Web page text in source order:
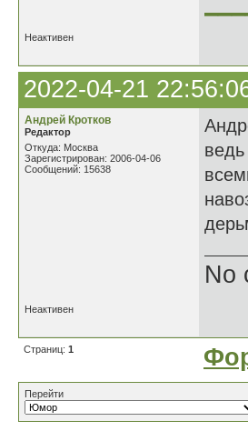
Неактивен
2022-04-21
Андрей Кротков
Редактор
Откуда: Москва
Зарегистрирован: 2006-04-06
Сообщений: 15638
No
Неактивен
Страниц: 1
Перейти